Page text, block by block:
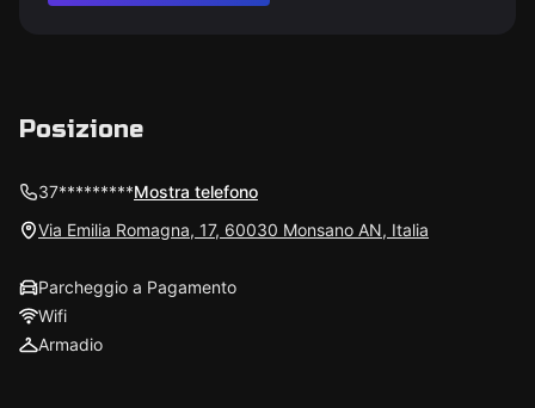
Posizione
37*********Mostra telefono
Via Emilia Romagna, 17, 60030 Monsano AN, Italia
Parcheggio a Pagamento
Wifi
Armadio